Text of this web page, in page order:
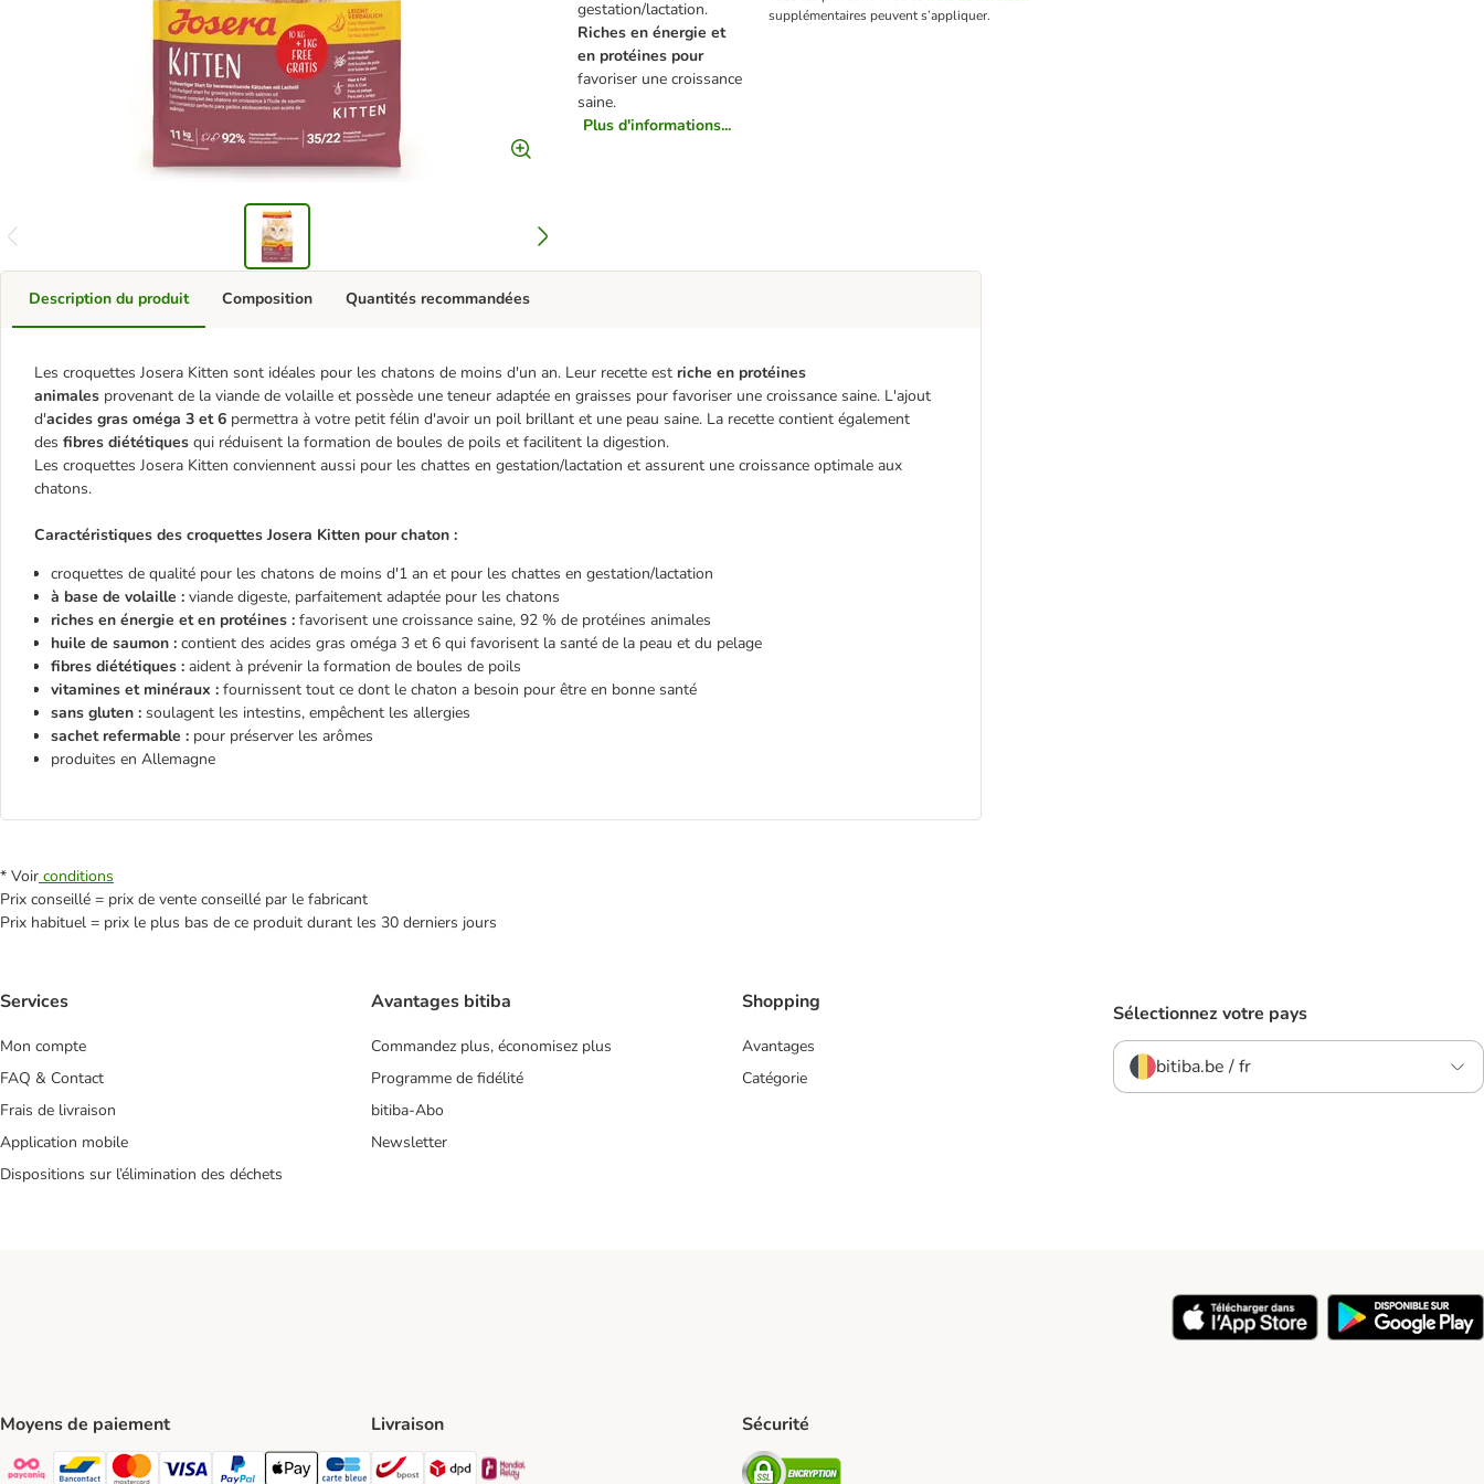
gestation/lactation.
Riches en énergie et
en protéines pour
favoriser une croissance
saine.
Plus d'informations...
supplémentaires peuvent s’appliquer.
Description du produit
Les croquettes Josera Kitten sont idéales pour les chatons de moins d'un an. Leur recette est riche en protéines
animales provenant de la viande de volaille et possède une teneur adaptée en graisses pour favoriser une croissance saine. L'ajout
d'acides gras oméga 3 et 6 permettra à votre petit félin d'avoir un poil brillant et une peau saine. La recette contient également
des fibres diététiques qui réduisent la formation de boules de poils et facilitent la digestion.
Les croquettes Josera Kitten conviennent aussi pour les chattes en gestation/lactation et assurent une croissance optimale aux
chatons.
Caractéristiques des croquettes Josera Kitten pour chaton :
croquettes de qualité pour les chatons de moins d'1 an et pour les chattes en gestation/lactation
à base de volaille : viande digeste, parfaitement adaptée pour les chatons
riches en énergie et en protéines : favorisent une croissance saine, 92 % de protéines animales
huile de saumon : contient des acides gras oméga 3 et 6 qui favorisent la santé de la peau et du pelage
fibres diététiques : aident à prévenir la formation de boules de poils
vitamines et minéraux : fournissent tout ce dont le chaton a besoin pour être en bonne santé
sans gluten : soulagent les intestins, empêchent les allergies
sachet refermable : pour préserver les arômes
produites en Allemagne
Composition Quantités recommandées
* Voir conditions
Prix conseillé = prix de vente conseillé par le fabricant
Prix habituel = prix le plus bas de ce produit durant les 30 derniers jours
Services
Mon compte
FAQ & Contact
Frais de livraison
Application mobile
Dispositions sur l’élimination des déchets
Avantages bitiba
Commandez plus, économisez plus
Programme de fidélité
bitiba-Abo
Newsletter
Shopping
Avantages
Catégorie
Sélectionnez votre pays
bitiba.be / fr
Moyens de paiement Livraison
Bpost Shipping Method
DPD Shipping Method
Mondial relay Shipping Method
Sécurité
Security